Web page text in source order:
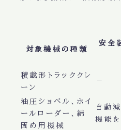
対象機械の種類
安全
積載形トラッククレ
ーン
－
油圧ショベル、ホイ
ールローダー、締
固め用機械
自動
機能